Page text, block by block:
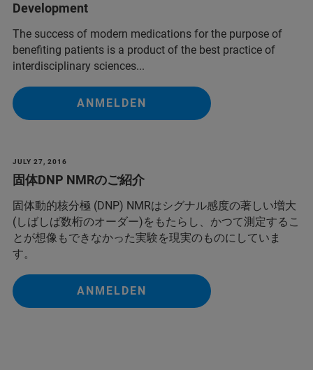
Development
The success of modern medications for the purpose of
benefiting patients is a product of the best practice of
interdisciplinary sciences...
ANMELDEN
JULY 27, 2016
固体DNP NMRのご紹介
固体動的核分極 (DNP) NMRはシグナル感度の著しい増大
(しばしば数桁のオーダー)をもたらし、かつて測定するこ
とが想像もできなかった実験を現実のものにしていま
す。
ANMELDEN